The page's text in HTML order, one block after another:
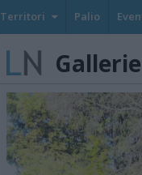
Territori Palio